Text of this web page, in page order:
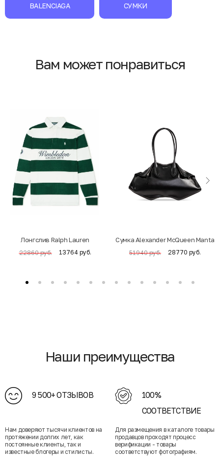
BALENCIAGA СУМКИ
Вам может понравиться
Лонгслив Ralph Lauren
22860 руб. 13764 руб.
Cумка Alexander McQueen Manta
51940 руб. 28770 руб.
Наши преимущества
9 500+ ОТЗЫВОВ
Нам доверяют тысячи клиентов на
протяжении долгих лет, как
постоянные клиенты, так и
известные блогеры и стилисты.
100%
СООТВЕТСТВИЕ
Для размещения в каталоге товары
продавцов проходят процесс
верификации - товары
соответствуют фотографиям.